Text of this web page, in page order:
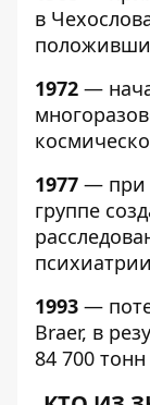
в
1972 —
1977 — при
группе
1993 —
Braer, в
84 700